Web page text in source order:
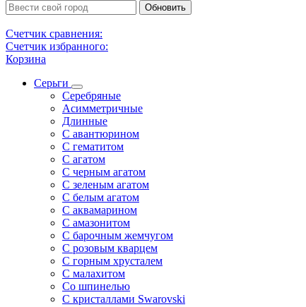
Обновить
Счетчик сравнения:
Счетчик избранного:
Корзина
Серьги
Серебряные
Асимметричные
Длинные
С авантюрином
С гематитом
С агатом
С черным агатом
С зеленым агатом
С белым агатом
С аквамарином
С амазонитом
С барочным жемчугом
С розовым кварцем
С горным хрусталем
С малахитом
Со шпинелью
С кристаллами Swarovski